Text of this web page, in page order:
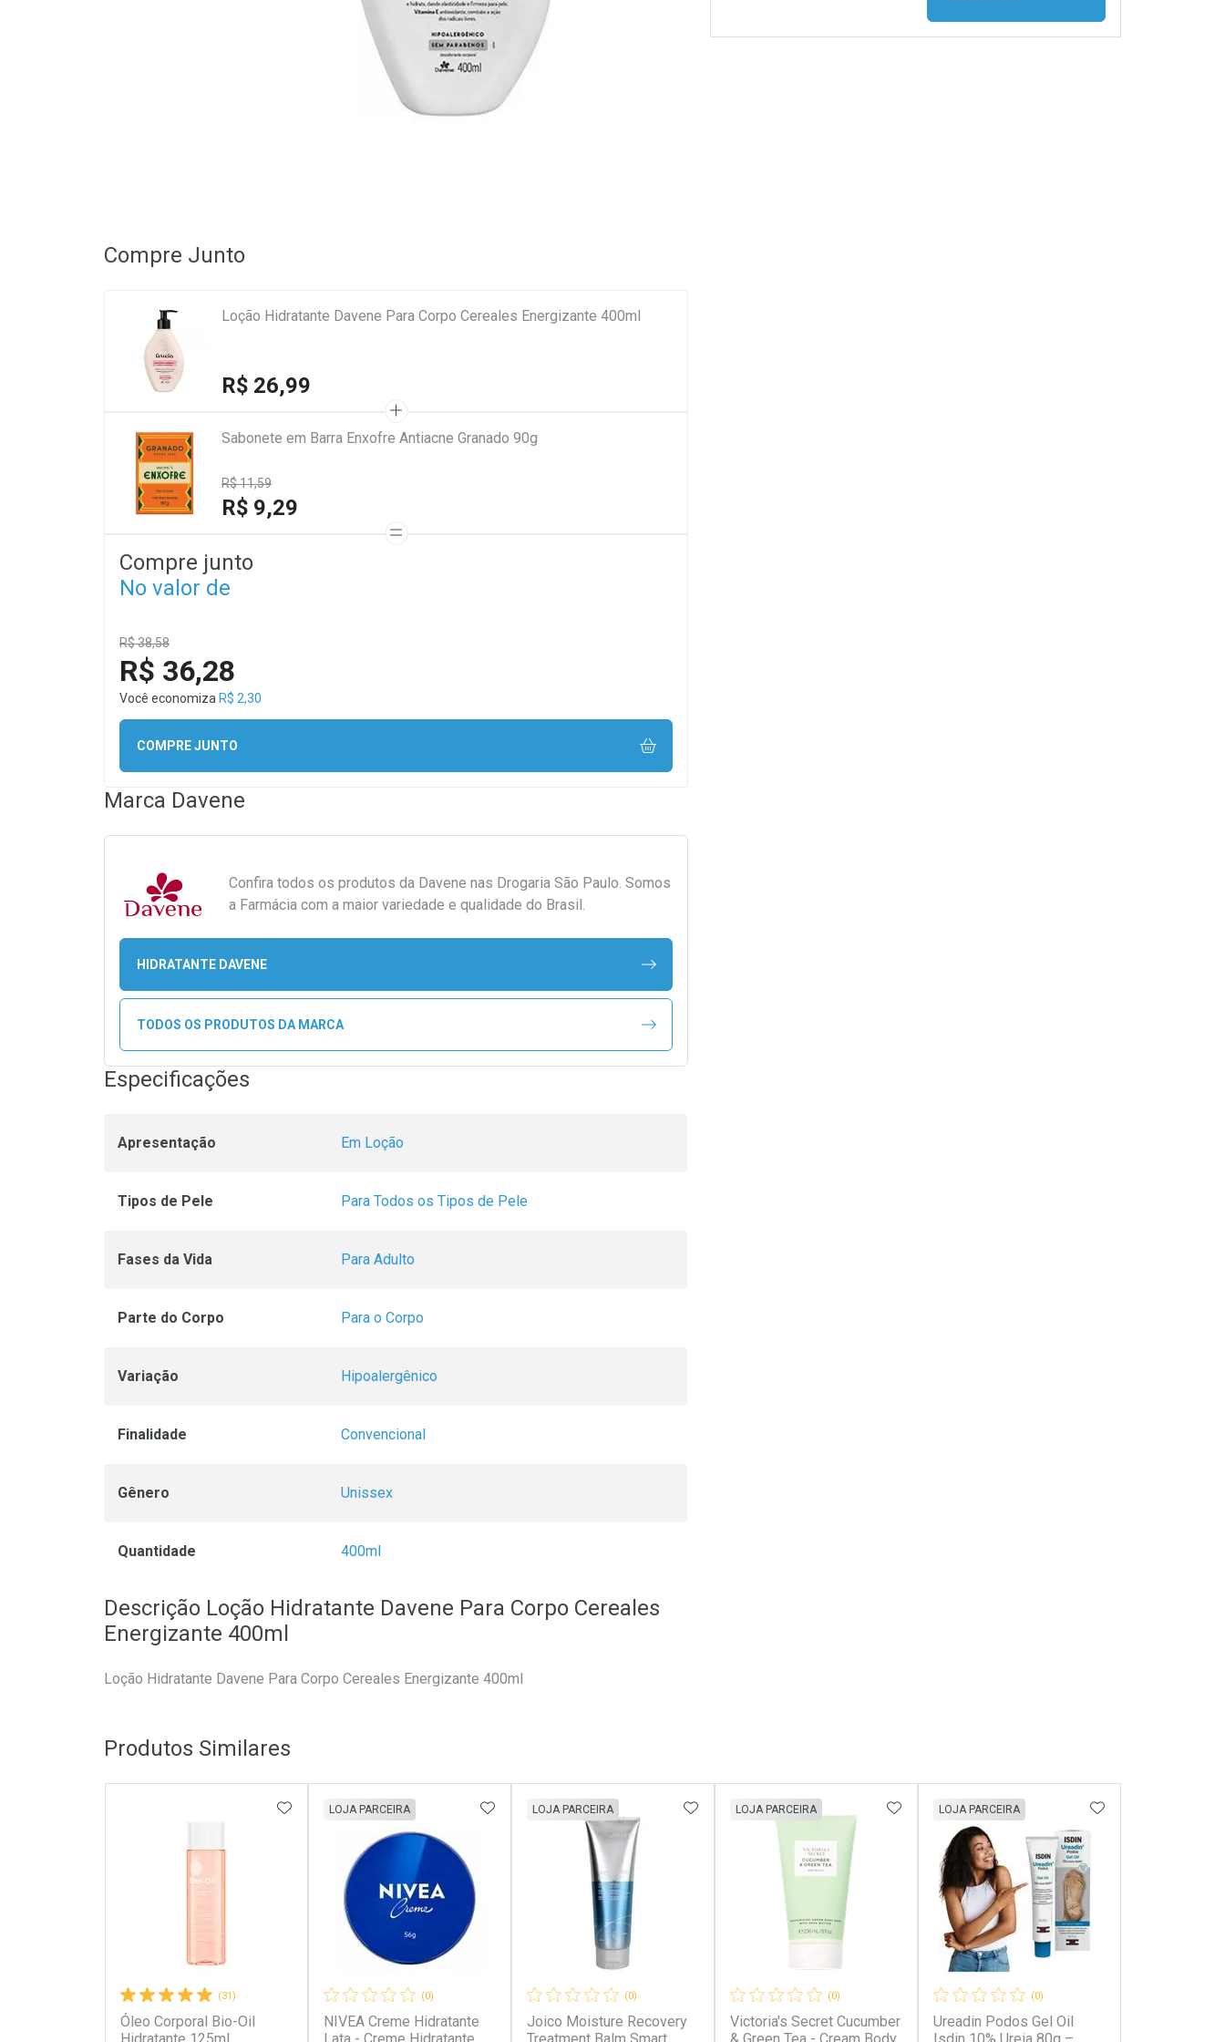
Compre Junto
Loção Hidratante Davene Para Corpo Cereales Energizante 400ml
R$ 26,99
Sabonete em Barra Enxofre Antiacne Granado 90g
R$ 11,59
R$ 9,29
Compre junto
No valor de
R$ 38,58
R$ 36,28
Você economiza R$ 2,30
COMPRE JUNTO
Marca Davene
Confira todos os produtos da Davene nas Drogaria São Paulo. Somos
a Farmácia com a maior variedade e qualidade do Brasil.
HIDRATANTE DAVENE
TODOS OS PRODUTOS DA MARCA
Especificações
Apresentação Em Loção
Tipos de Pele Para Todos os Tipos de Pele
Fases da Vida Para Adulto
Parte do Corpo Para o Corpo
Variação Hipoalergênico
Finalidade Convencional
Gênero Unissex
Quantidade 400ml
Descrição Loção Hidratante Davene Para Corpo Cereales
Energizante 400ml
Loção Hidratante Davene Para Corpo Cereales Energizante 400ml
Produtos Similares
(31)
Óleo Corporal Bio-Oil
ADICIONAR AOS FAVORITOS
(0)
NIVEA Creme Hidratante
LOJA PARCEIRA ADICIONAR AOS FAVORITOS
(0)
Joico Moisture Recovery
LOJA PARCEIRA ADICIONAR AOS FAVORITOS
(0)
Victoria's Secret Cucumber
LOJA PARCEIRA ADICIONAR AOS FAVORITOS
(0)
Ureadin Podos Gel Oil
LOJA PARCEIRA ADICIONAR AOS